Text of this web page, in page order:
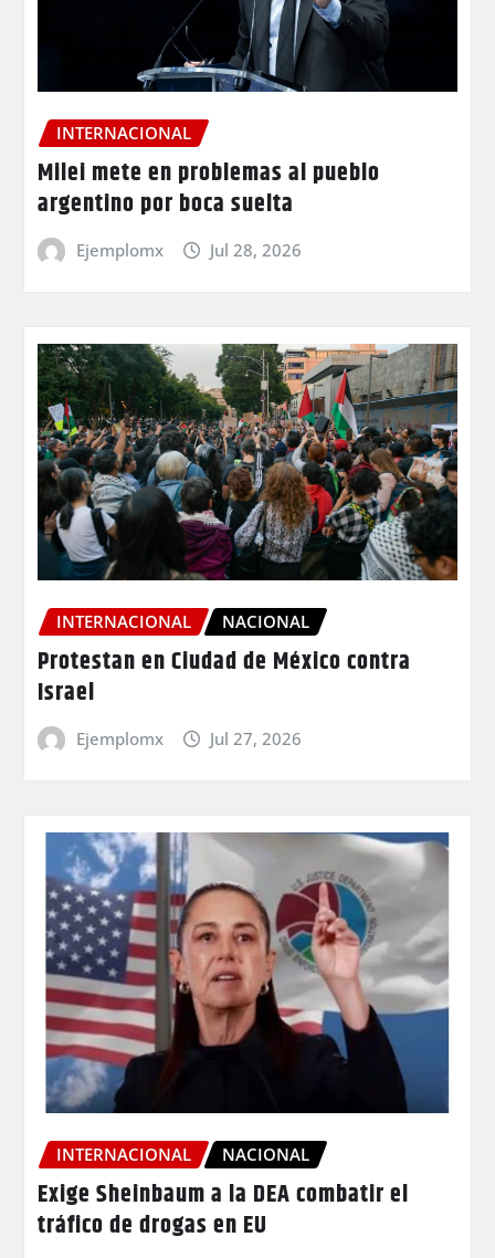
INTERNACIONAL
Milei mete en problemas al pueblo
argentino por boca suelta
Ejemplomx Jul 28, 2026
INTERNACIONAL NACIONAL
Protestan en Ciudad de México contra
Israel
Ejemplomx Jul 27, 2026
INTERNACIONAL NACIONAL
Exige Sheinbaum a la DEA combatir el
tráfico de drogas en EU